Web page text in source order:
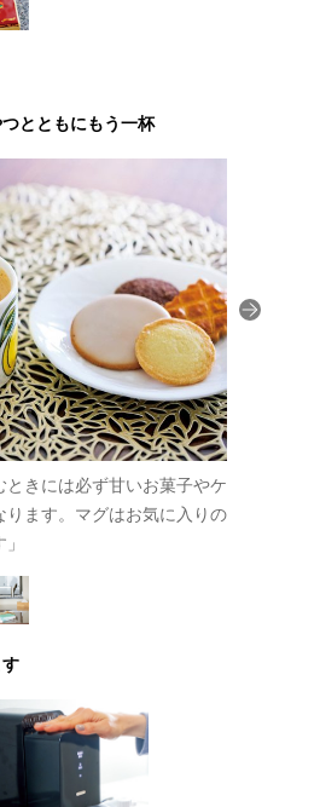
とともにもう一杯
ときには必ず甘いお菓子やケ
ります。マグはお気に入りの